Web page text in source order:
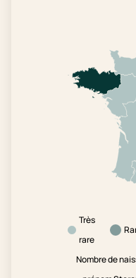
Très
rare
Nombre de